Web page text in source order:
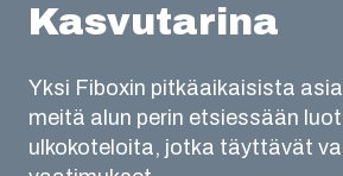
Kasvutarina
Yksi Fiboxin pitkäaikaisista
meitä alun perin etsiessään
ulkokoteloita, jotka täyttävät